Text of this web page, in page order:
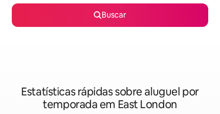
Buscar
Estatísticas rápidas sobre aluguel por
temporada em East London